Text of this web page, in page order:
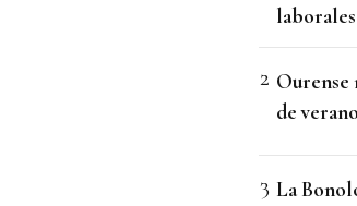
laborales
Ourense
de
La